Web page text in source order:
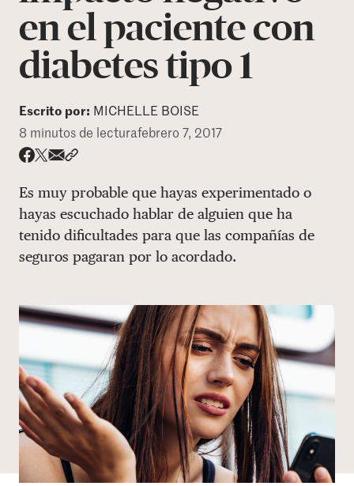
Quienes somos
DONAR
en el paciente con
diabetes tipo 1
Escrito por: MICHELLE BOISE
8 minutos de lecturafebrero 7, 2017
Es muy probable que hayas experimentado o
hayas escuchado hablar de alguien que ha
tenido dificultades para que las compañías de
seguros pagaran por lo acordado.